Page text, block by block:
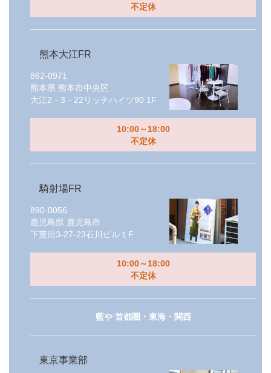
不定休
熊本大江FR
862-0971
熊本県 熊本市中央区
大江2－3－22リッチハイツ90 1F
10:00～18:00
不定休
騎射場FR
890-0056
鹿児島県 鹿児島市
下荒田3-27-23石川ビル１F
10:00～18:00
不定休
藍や 首都圏・東海・関西
東京事業部